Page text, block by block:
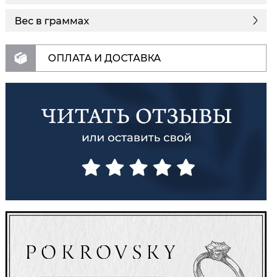
Вес в граммах
ОПЛАТА И ДОСТАВКА